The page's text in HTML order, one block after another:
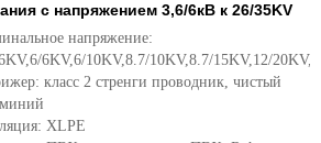
с напряжением 3,6/6кВ к 26/35KV
напряжение:
6KV,6/10KV,8.7/10KV,8.7/15KV,12/
класс 2 стренги проводник, чистый
XLPE